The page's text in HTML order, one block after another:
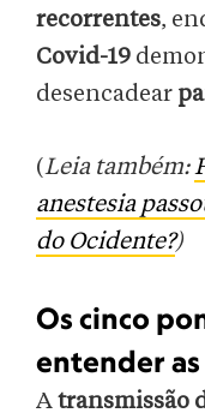
recorrentes,
Covid-19
desencadear
(Leia também:
anestesia
do Ocidente?)
Os cinco
entender
Atransmissão